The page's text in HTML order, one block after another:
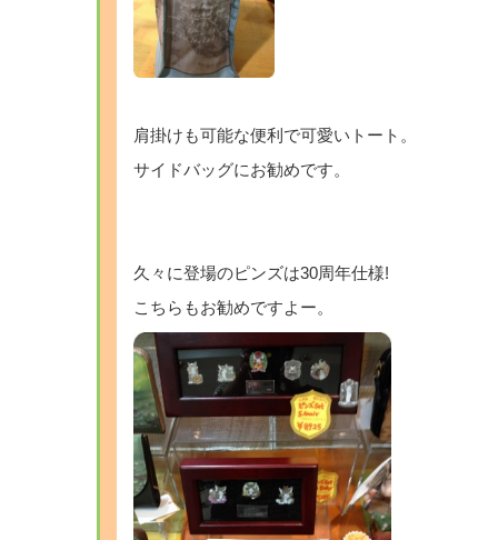
肩掛けも可能な便利で可愛いトート。
サイドバッグにお勧めです。
久々に登場のピンズは30周年仕様!
こちらもお勧めですよー。